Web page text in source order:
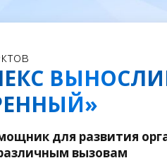
для развития
вызовам